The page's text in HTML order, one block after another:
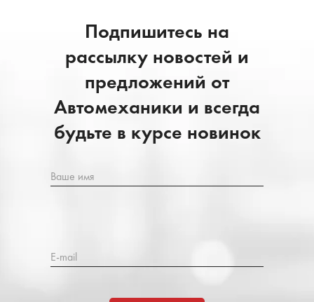
Подпишитесь на
рассылку новостей и
предложений от
Автомеханики и всегда
будьте в курсе новинок
Ваше имя
E-mail